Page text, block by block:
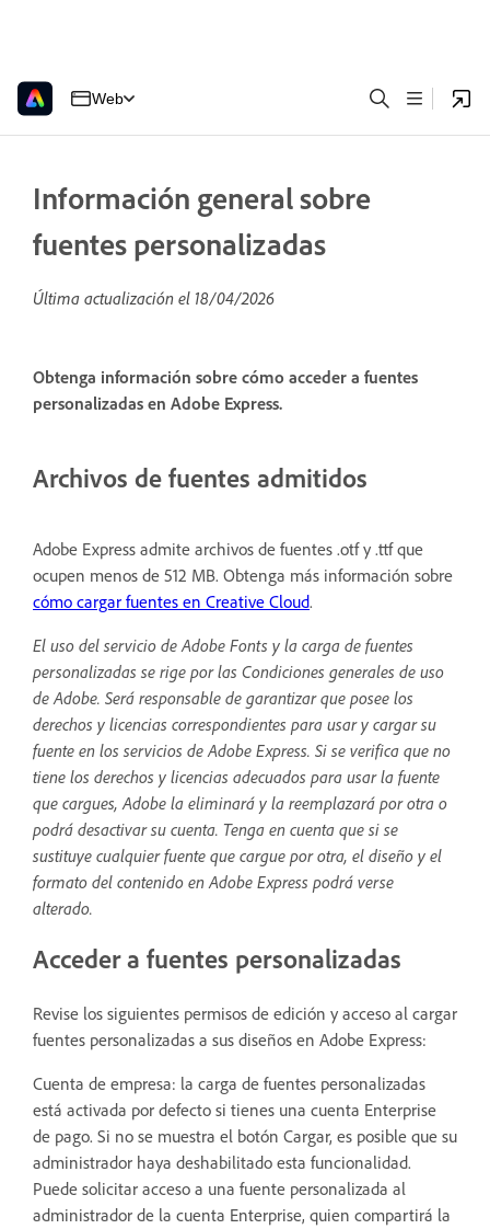
Web
Información general sobre
fuentes personalizadas
Última actualización el 18/04/2026
Obtenga información sobre cómo acceder a fuentes
personalizadas en Adobe Express.
Archivos de fuentes admitidos
Adobe Express admite archivos de fuentes .otf y .ttf que
ocupen menos de 512 MB. Obtenga más información sobre
cómo cargar fuentes en Creative Cloud.
El uso del servicio de Adobe Fonts y la carga de fuentes
personalizadas se rige por las Condiciones generales de uso
de Adobe. Será responsable de garantizar que posee los
derechos y licencias correspondientes para usar y cargar su
fuente en los servicios de Adobe Express. Si se verifica que no
tiene los derechos y licencias adecuados para usar la fuente
que cargues, Adobe la eliminará y la reemplazará por otra o
podrá desactivar su cuenta. Tenga en cuenta que si se
sustituye cualquier fuente que cargue por otra, el diseño y el
formato del contenido en Adobe Express podrá verse
alterado.
Acceder a fuentes personalizadas
Revise los siguientes permisos de edición y acceso al cargar
fuentes personalizadas a sus diseños en Adobe Express:
Cuenta de empresa: la carga de fuentes personalizadas
está activada por defecto si tienes una cuenta Enterprise
de pago. Si no se muestra el botón Cargar, es posible que su
administrador haya deshabilitado esta funcionalidad.
Puede solicitar acceso a una fuente personalizada al
administrador de la cuenta Enterprise, quien compartirá la